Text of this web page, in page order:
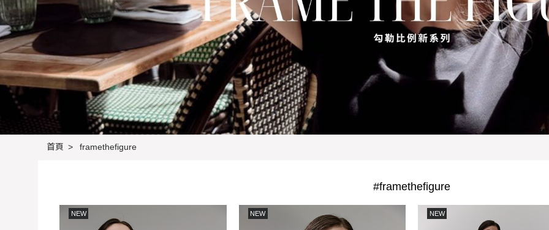
首頁 framethefigure
#framethefigure
NEW NEW NEW